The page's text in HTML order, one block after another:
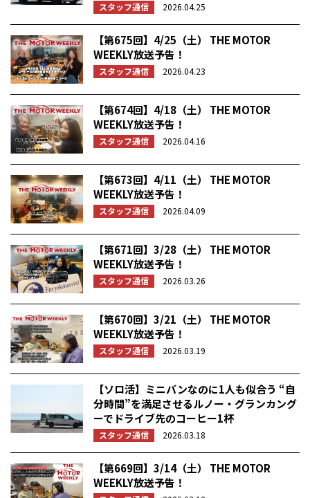
スタッフ通信 2026.04.25
【第675回】4/25（土） THE MOTOR
WEEKLY放送予告！
スタッフ通信 2026.04.23
【第674回】4/18（土） THE MOTOR
WEEKLY放送予告！
スタッフ通信 2026.04.16
【第673回】4/11（土） THE MOTOR
WEEKLY放送予告！
スタッフ通信 2026.04.09
【第671回】3/28（土） THE MOTOR
WEEKLY放送予告！
スタッフ通信 2026.03.26
【第670回】3/21（土） THE MOTOR
WEEKLY放送予告！
スタッフ通信 2026.03.19
【ソロ活】ミニバンなのに1人も似合う “自
分時間”を満足させるルノー・グランカング
ーでドライブ先のコーヒー1杯
スタッフ通信 2026.03.18
【第669回】3/14（土） THE MOTOR
WEEKLY放送予告！